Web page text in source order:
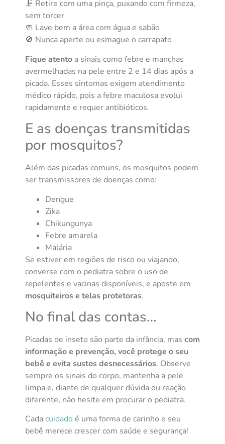
🗜️ Retire com uma pinça, puxando com firmeza,
sem torcer
🧼 Lave bem a área com água e sabão
🚫 Nunca aperte ou esmague o carrapato
Fique atento a sinais como febre e manchas
avermelhadas na pele entre 2 e 14 dias após a
picada. Esses sintomas exigem atendimento
médico rápido, pois a febre maculosa evolui
rapidamente e requer antibióticos.
E as doenças transmitidas
por mosquitos?
Além das picadas comuns, os mosquitos podem
ser transmissores de doenças como:
Dengue
Zika
Chikungunya
Febre amarela
Malária
Se estiver em regiões de risco ou viajando,
converse com o pediatra sobre o uso de
repelentes e vacinas disponíveis, e aposte em
mosquiteiros e telas protetoras.
No final das contas…
Picadas de inseto são parte da infância, mas com
informação e prevenção, você protege o seu
bebê e evita sustos desnecessários. Observe
sempre os sinais do corpo, mantenha a pele
limpa e, diante de qualquer dúvida ou reação
diferente, não hesite em procurar o pediatra.
Cadacuidado é uma forma de carinho e seu
bebê merece crescer com saúde e segurança!